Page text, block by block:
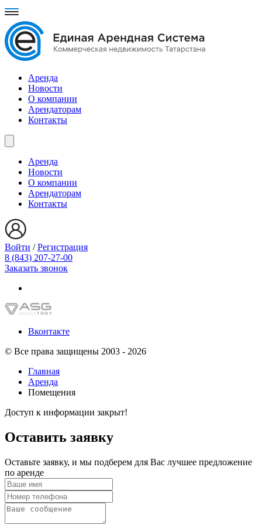
Аренда
Новости
О компании
Арендаторам
Контакты
Аренда
Новости
О компании
Арендаторам
Контакты
Войти /Регистрация
8 (843) 207-27-00
Заказать звонок
Вконтакте
© Все права защищены 2003 - 2026
Главная
Аренда
Помещения
Доступ к информации закрыт!
Оставить заявку
Оставьте заявку, и мы подберем для Вас лучшее предложение
по аренде